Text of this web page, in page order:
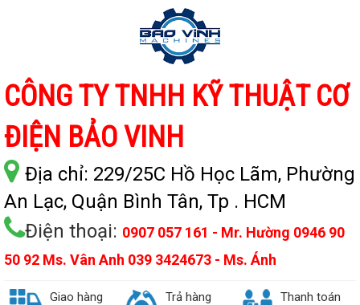
CÔNG TY TNHH KỸ THUẬT CƠ
ĐIỆN BẢO VINH
Địa chỉ: 229/25C Hồ Học Lãm, Phường
An Lạc, Quận Bình Tân, Tp . HCM
Điện thoại: 0907 057 161 - Mr. Hường 0946 90
50 92 Ms. Vân Anh 039 3424673 - Ms. Ánh
Giao hàng
Trả hàng
Thanh toán